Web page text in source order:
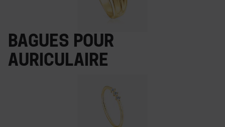
Bagues pour
auriculaire